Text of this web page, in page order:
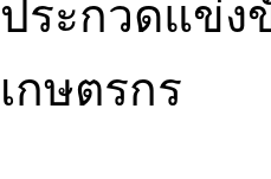
ประกวดแข่ง
เกษตรกร